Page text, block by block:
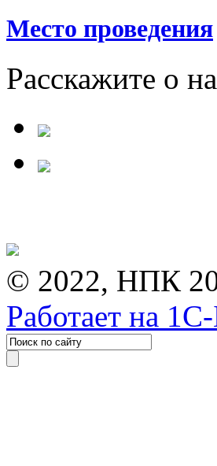
Место проведения
Расскажите о
© 2022, НПК
Работает на